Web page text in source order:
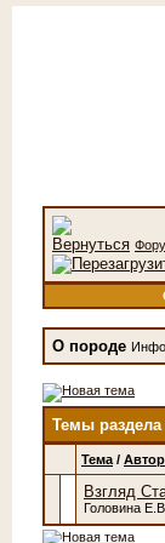
О породе
Темы раздела
Тема / Автор
Взгляд
Головина Е.В.